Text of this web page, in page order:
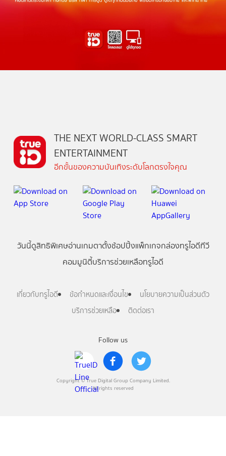
Follow us
Copyright © True Digital Group Company Limited.
All rights reserved
THE NEXT WORLD-CLASS SMART
ENTERTAINMENT
อีกขั้นของความบันเทิงระดับโลกตรงใจคุณ
วันนี้ดูสิทธิพิเศษอ่านเกมตาตั้งช้อปปิ้งแพ็กเกจกล่องทรูไอดีทีวี
คอมมูนิตี้บริการช่วยเหลือทรูไอดี
เกี่ยวกับทรูไอดี ข้อกำหนดและเงื่อนไข
นโยบายความเป็นส่วนตัว
บริการช่วยเหลือ
ติดต่อเรา